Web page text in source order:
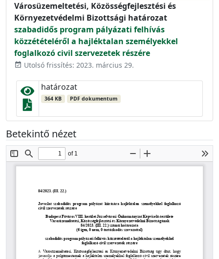
Városüzemeltetési, Közösségfejlesztési és
Környezetvédelmi Bizottsági határozat
szabadidős program pályázati felhívás
közzétételéről a hajléktalan személyekkel
foglalkozó civil szervezetek részére
event_available Utolsó frissítés: 2023. március 29.
határozat
364 KB PDF dokumentum
Betekintő nézet